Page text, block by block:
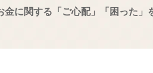
金に関する「ご心配」「困った」